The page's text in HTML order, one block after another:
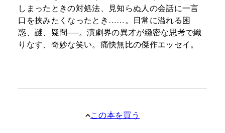
しまったときの対処法、見知らぬ人の会話に一言
口を挟みたくなったとき……。日常に溢れる困
惑、謎、疑問──。演劇界の異才が緻密な思考で織
りなす、奇妙な笑い。痛快無比の傑作エッセイ。
この本を買う